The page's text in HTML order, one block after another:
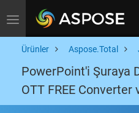
Toggle navigation
Ürünler Aspose.Total
PowerPoint'i Şuraya
OTT FREE Converter